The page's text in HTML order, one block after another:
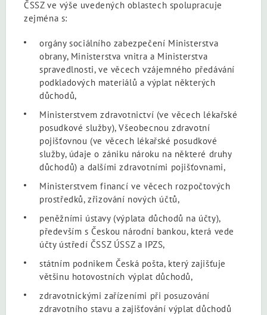
ČSSZ ve výše uvedených oblastech spolupracuje
zejména s:
orgány sociálního zabezpečení Ministerstva
obrany, Ministerstva vnitra a Ministerstva
spravedlnosti, ve věcech vzájemného předávání
podkladových materiálů a výplat některých
důchodů,
Ministerstvem zdravotnictví (ve věcech lékařské
posudkové služby), Všeobecnou zdravotní
pojišťovnou (ve věcech lékařské posudkové
služby, údaje o zániku nároku na některé druhy
důchodů) a dalšími zdravotními pojišťovnami,
Ministerstvem financí ve věcech rozpočtových
prostředků, zřizování nových účtů,
peněžními ústavy (výplata důchodů na účty),
především s Českou národní bankou, která vede
účty ústředí ČSSZ ÚSSZ a IPZS,
státním podnikem Česká pošta, který zajišťuje
většinu hotovostních výplat důchodů,
zdravotnickými zařízeními při posuzování
zdravotního stavu a zajišťování výplat důchodů